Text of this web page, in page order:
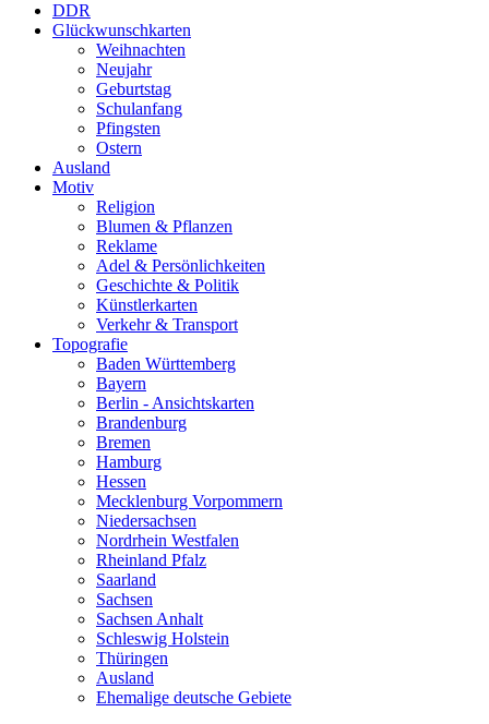
DDR
Glückwunschkarten
Weihnachten
Neujahr
Geburtstag
Schulanfang
Pfingsten
Ostern
Ausland
Motiv
Religion
Blumen & Pflanzen
Reklame
Adel & Persönlichkeiten
Geschichte & Politik
Künstlerkarten
Verkehr & Transport
Topografie
Baden Württemberg
Bayern
Berlin - Ansichtskarten
Brandenburg
Bremen
Hamburg
Hessen
Mecklenburg Vorpommern
Niedersachsen
Nordrhein Westfalen
Rheinland Pfalz
Saarland
Sachsen
Sachsen Anhalt
Schleswig Holstein
Thüringen
Ausland
Ehemalige deutsche Gebiete